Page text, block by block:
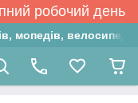
робочий день
мопедів,